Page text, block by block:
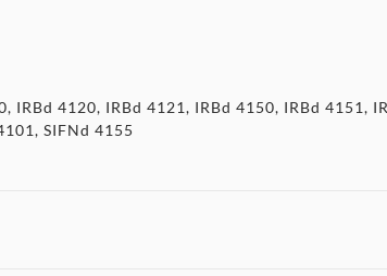
IRBd 4120, IRBd 4121, IRBd 4150, IRBd 4151,
SIFNd 4155